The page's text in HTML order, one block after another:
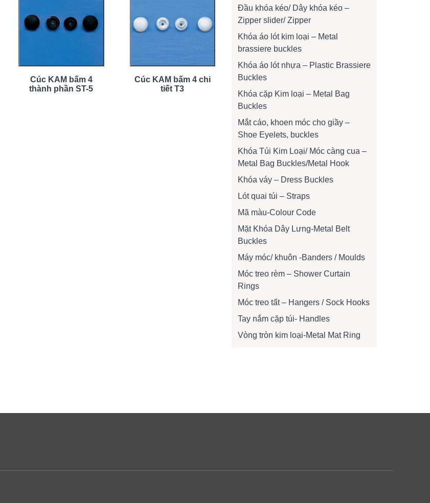
Cúc KAM bấm 4
thành phần ST-5
Cúc KAM bấm 4 chi
tiết T3
Đầu khóa kéo/ Dây khóa kéo –
Zipper slider/ Zipper
Khóa áo lót kim loại – Metal
brassiere buckles
Khóa áo lót nhựa – Plastic Brassiere
Buckles
Khóa cặp Kim loại – Metal Bag
Buckles
Mắt cáo, khoen móc cho giầy –
Shoe Eyelets, buckles
Khóa Túi Kim Loại/ Móc càng cua –
Metal Bag Buckles/Metal Hook
Khóa váy – Dress Buckles
Lót quai túi – Straps
Mã màu-Colour Code
Mặt Khóa Dây Lưng-Metal Belt
Buckles
Máy móc/ khuôn -Banders / Moulds
Móc treo rèm – Shower Curtain
Rings
Móc treo tất – Hangers / Sock Hooks
Tay nắm cặp túi- Handles
Vòng tròn kim loại-Metal Mat Ring